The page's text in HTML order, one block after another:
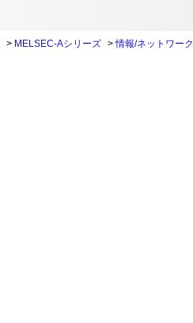
> MELSEC-Aシリーズ >情報/ネットワーク